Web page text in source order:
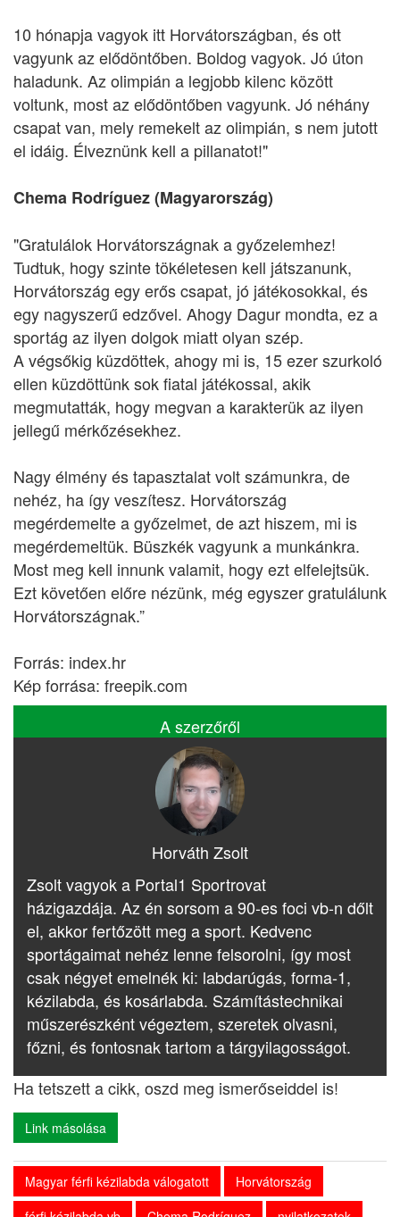
10 hónapja vagyok itt Horvátországban, és ott
vagyunk az elődöntőben. Boldog vagyok. Jó úton
haladunk. Az olimpián a legjobb kilenc között
voltunk, most az elődöntőben vagyunk. Jó néhány
csapat van, mely remekelt az olimpián, s nem jutott
el idáig. Élveznünk kell a pillanatot!"
Chema Rodríguez (Magyarország)
"Gratulálok Horvátországnak a győzelemhez!
Tudtuk, hogy szinte tökéletesen kell játszanunk,
Horvátország egy erős csapat, jó játékosokkal, és
egy nagyszerű edzővel. Ahogy Dagur mondta, ez a
sportág az ilyen dolgok miatt olyan szép.
A végsőkig küzdöttek, ahogy mi is, 15 ezer szurkoló
ellen küzdöttünk sok fiatal játékossal, akik
megmutatták, hogy megvan a karakterük az ilyen
jellegű mérkőzésekhez.
Nagy élmény és tapasztalat volt számunkra, de
nehéz, ha így veszítesz. Horvátország
megérdemelte a győzelmet, de azt hiszem, mi is
megérdemeltük. Büszkék vagyunk a munkánkra.
Most meg kell innunk valamit, hogy ezt elfelejtsük.
Ezt követően előre nézünk, még egyszer gratulálunk
Horvátországnak.”
Forrás: index.hr
Kép forrása: freepik.com
A szerzőről
Horváth Zsolt
Zsolt vagyok a Portal1 Sportrovat
házigazdája. Az én sorsom a 90-es foci vb-n dőlt
el, akkor fertőzött meg a sport. Kedvenc
sportágaimat nehéz lenne felsorolni, így most
csak négyet emelnék ki: labdarúgás, forma-1,
kézilabda, és kosárlabda. Számítástechnikai
műszerészként végeztem, szeretek olvasni,
főzni, és fontosnak tartom a tárgyilagosságot.
Ha tetszett a cikk, oszd meg ismerőseiddel is!
Link másolása
Magyar férfi kézilabda válogatott
Horvátország